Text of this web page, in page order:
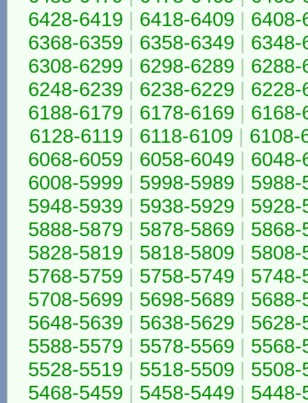
6428-6419 | 6418-6409 | 6408-
6368-6359 | 6358-6349 | 6348-
6308-6299 | 6298-6289 | 6288-
6248-6239 | 6238-6229 | 6228-
6188-6179 | 6178-6169 | 6168-
6128-6119 | 6118-6109 | 6108-
6068-6059 | 6058-6049 | 6048-
6008-5999 | 5998-5989 | 5988-
5948-5939 | 5938-5929 | 5928-
5888-5879 | 5878-5869 | 5868-
5828-5819 | 5818-5809 | 5808-
5768-5759 | 5758-5749 | 5748-
5708-5699 | 5698-5689 | 5688-
5648-5639 | 5638-5629 | 5628-
5588-5579 | 5578-5569 | 5568-
5528-5519 | 5518-5509 | 5508-
5468-5459 | 5458-5449 | 5448-